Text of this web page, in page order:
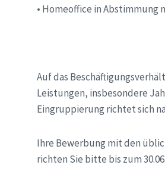
• Homeoffice in Abstimmung
Auf das
Leistungen, insbesondere
Eingruppierung richtet sich
Ihre Bewerbung mit den
richten Sie bitte bis zum